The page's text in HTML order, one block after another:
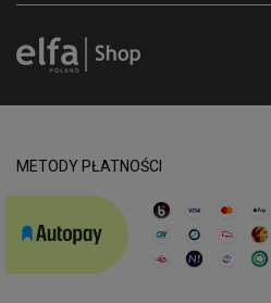
METODY PŁATNOŚCI